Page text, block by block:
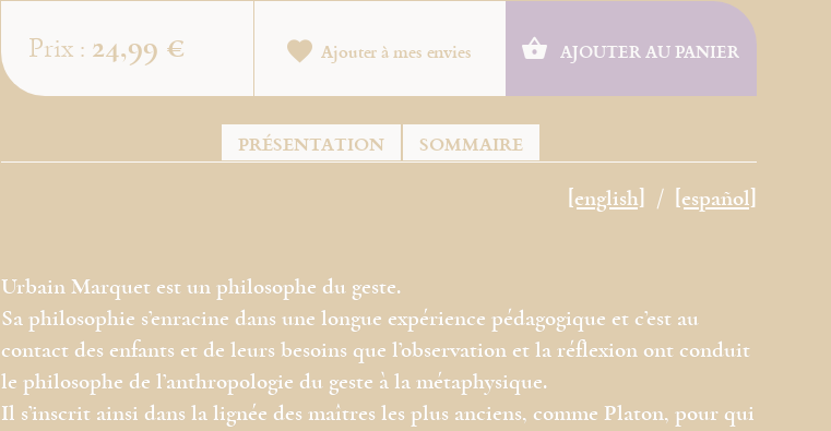
Prix : 24,99 € Ajouter à mes envies AJOUTER AU PANIER
PRÉSENTATION SOMMAIRE
[english] [español]
Urbain Marquet est un philosophe du geste.
Sa philosophie s’enracine dans une longue expérience pédagogique et c’est au
contact des enfants et de leurs besoins que l’observation et la réflexion ont conduit
le philosophe de l’anthropologie du geste à la métaphysique.
Il s’inscrit ainsi dans la lignée des maîtres les plus anciens, comme Platon, pour qui